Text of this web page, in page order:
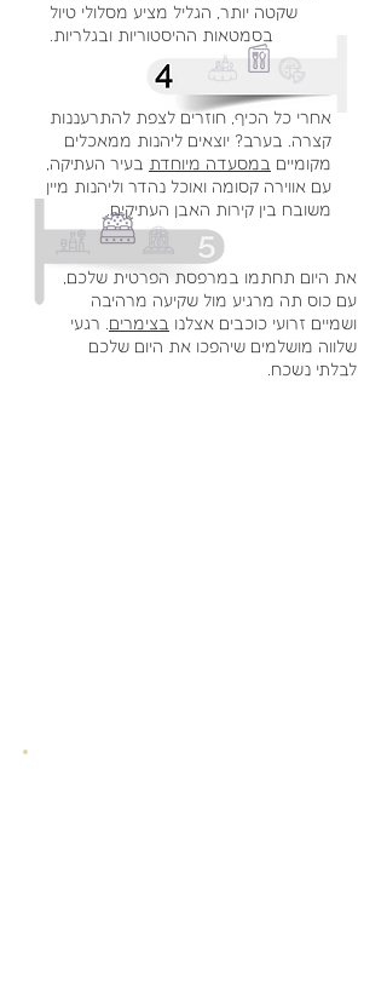
שקטה יותר, הגליל מציע מסלולי טיול
בסמטאות ההיסטוריות ובגלריות.
אחרי כל הכיף, חוזרים לצפת להתרעננות
קצרה. בערב? יוצאים ליהנות ממאכלים
מקומיים במסעדה מיוחדת בעיר העתיקה,
עם אווירה קסומה ואוכל נהדר וליהנות מיין
משובח בין קירות האבן העתיקים.
את היום תחתמו במרפסת הפרטית שלכם,
עם כוס תה מרגיע מול שקיעה מרהיבה
ושמיים זרועי כוכבים אצלנו בצימרים . רגעי
שלווה מושלמים שיהפכו את היום שלכם
לבלתי נשכח.